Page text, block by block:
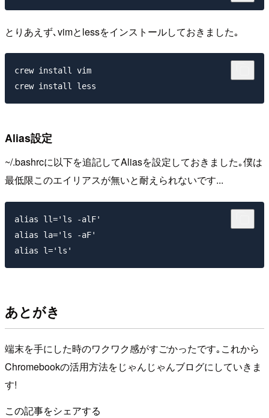
とりあえず､vimとlessをインストールしておきました｡
crew install vim
Alias設定
~/.bashrcに以下を追記してAliasを設定しておきました｡僕は
最低限このエイリアスが無いと耐えられないです...
alias ll='ls -alF'
alias la='ls -aF'
あとがき
端末を手にした時のワクワク感がすごかったです｡これから
Chromebookの活用方法をじゃんじゃんブログにしていきま
す!
この記事をシェアする